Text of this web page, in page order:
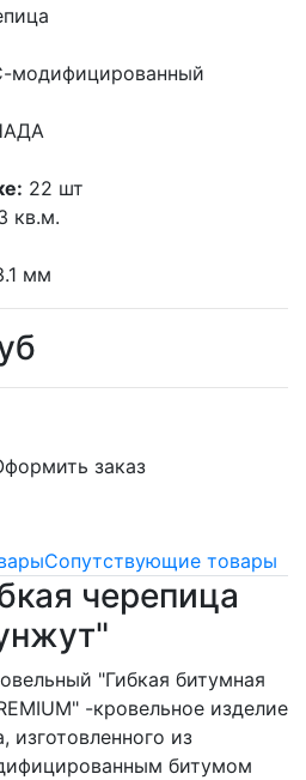
модифицированный
22 шт
кв.м.
мм
заказ
Сопутствующие товары
черепица
"Гибкая битумная
-кровельное изделие
изготовленного из
битумом